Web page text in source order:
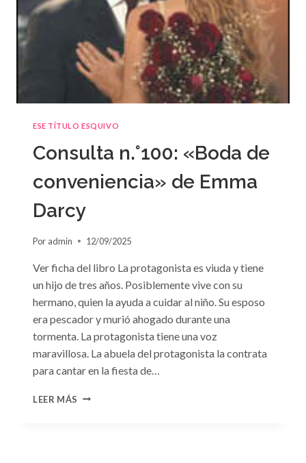
ESE TÍTULO ESQUIVO
Consulta n.°100: «Boda de
conveniencia» de Emma
Darcy
Por admin 12/09/2025
Ver ficha del libro La protagonista es viuda y tiene
un hijo de tres años. Posiblemente vive con su
hermano, quien la ayuda a cuidar al niño. Su esposo
era pescador y murió ahogado durante una
tormenta. La protagonista tiene una voz
maravillosa. La abuela del protagonista la contrata
para cantar en la fiesta de…
LEER MÁS CONSULTA